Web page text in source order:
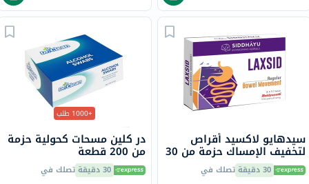
سيدهايو لاكسيد أقراص
لتخفيف الإمساك حزمة من 30
30 دقيقة تصلك في
+1000 طلب
در كلين مسحات كحولية حزمة
من 200 قطعة
30 دقيقة تصلك في